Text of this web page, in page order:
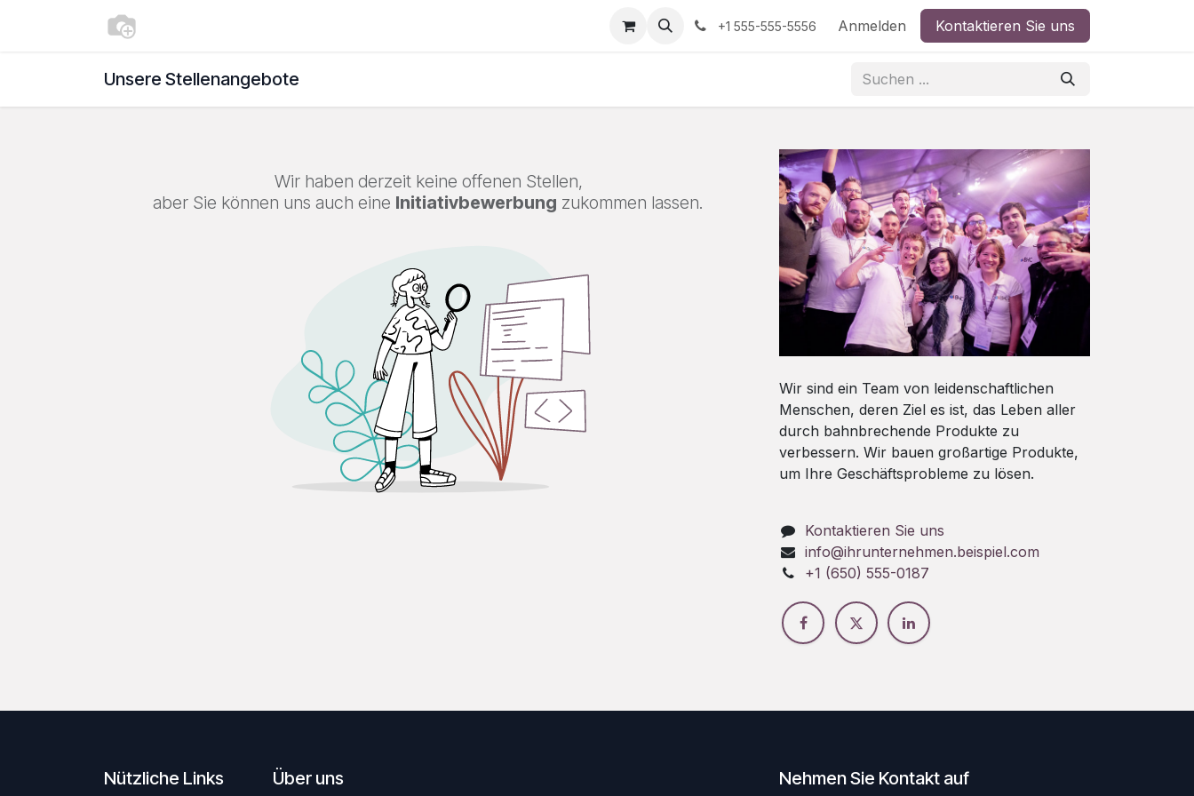
+1 555-555-5556 Anmelden Kontaktieren Sie uns
Unsere Stellenangebote
Wir haben derzeit keine offenen Stellen,
aber Sie können uns auch eine Initiativbewerbung zukommen lassen.
Wir sind ein Team von leidenschaftlichen
Menschen, deren Ziel es ist, das Leben aller
durch bahnbrechende Produkte zu
verbessern. Wir bauen großartige Produkte,
um Ihre Geschäftsprobleme zu lösen.
Kontaktieren Sie uns
info@ihrunternehmen.beispiel.com
+1 (650) 555-0187
Nützliche Links Über uns Nehmen Sie Kontakt auf